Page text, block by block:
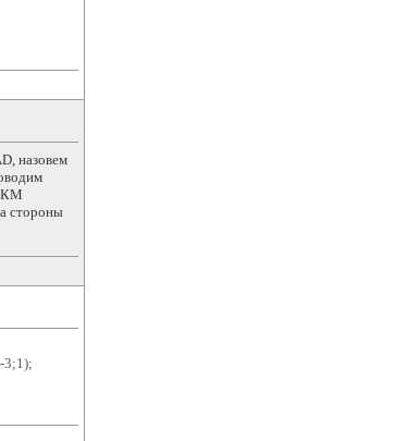
назовем
КМ
стороны
3;1);